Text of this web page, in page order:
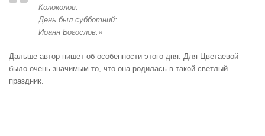
Колоколов.
День был субботний:
Иоанн Богослов.»
Дальше автор пишет об особенности этого дня. Для Цветаевой
было очень значимым то, что она родилась в такой светлый
праздник.